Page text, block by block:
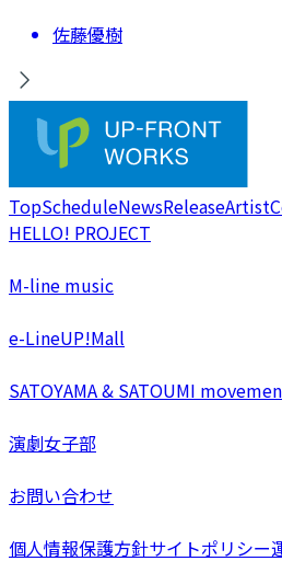
佐藤優樹
TopScheduleNewsReleaseArtist
HELLO! PROJECT
M-line music
e-LineUP!Mall
SATOYAMA & SATOUMI
演劇女子部
お問い合わせ
個人情報保護方針サイトポリシー